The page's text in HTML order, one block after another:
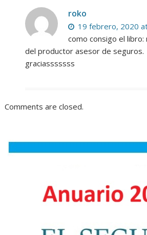
roko
19 febrero, 2020
como consigo el libro:
del productor asesor de seguros.
graciasssssss
Comments are closed.